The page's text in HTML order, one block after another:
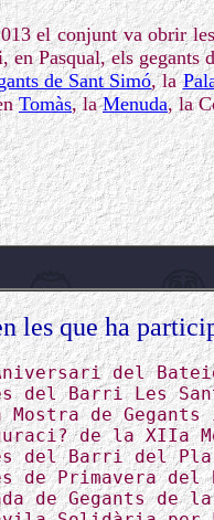
el conjunt va obrir
en Pasqual, els
de Sant Simó, la
Tomàs, laMenuda, la
les que ha
del
del Barri Les
de
de la XIIa
del Barri del
de Primavera
de Gegants de